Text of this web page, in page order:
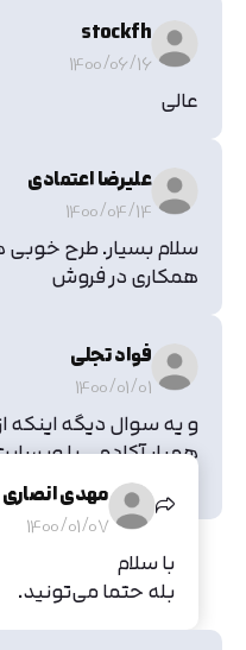
stockfh
1400/06/16
عالی
علیرضا اعتمادی
1400/04/14
سلام بسیار. طرح
همکاری در فروش
فواد تجلی
1400/01/01
و یه سوال دیگه
همیار آکادمی یا
میتونیم جهت استفاده
مهدی انصاری
1400/01/07
با سلام
بله حتما می‌تونید.